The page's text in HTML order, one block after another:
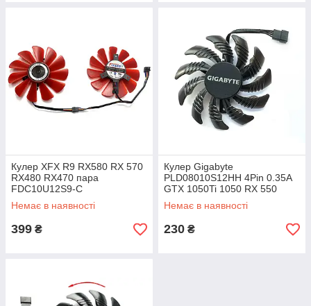
Кулер XFX R9 RX580 RX 570
RX480 RX470 пара
FDC10U12S9-C
Немає в наявності
399 ₴
Кулер Gigabyte
PLD08010S12HH 4Pin 0.35A
GTX 1050Ti 1050 RX 550
RX560 Кулер 78мм
Немає в наявності
230 ₴